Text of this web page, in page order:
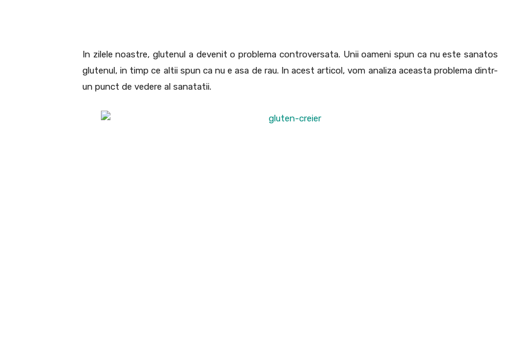
In zilele noastre, glutenul a devenit o problema controversata. Unii oameni spun ca nu este sanatos
glutenul, in timp ce altii spun ca nu e asa de rau. In acest articol, vom analiza aceasta problema dintr-
un punct de vedere al sanatatii.